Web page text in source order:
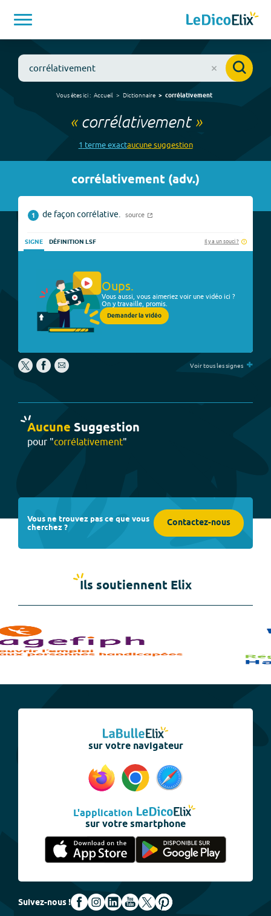
Vous êtes ici : Accueil Dictionnaire corrélativement
« corrélativement»
1 termeexactaucunesuggestion
corrélativement (adv.)
1 de façon corrélative. source
SIGNE DÉFINITION LSF Il y a un souci ?
Oups.
Vous aussi, vous aimeriez voir une vidéo ici ?
On y travaille, promis.
Demander la vidéo
Voir tous les signes +
Aucune Suggestion
pour "corrélativement"
Vous ne trouvez pas ce que vous
cherchez ? Contactez-nous
Ils soutiennent Elix
sur votre navigateur
L'application
sur votre smartphone
Suivez-nous !